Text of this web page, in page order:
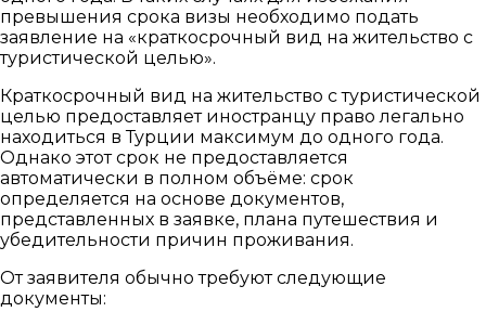
превышения срока визы необходимо подать
заявление на «краткосрочный вид на жительство с
туристической целью».
Краткосрочный вид на жительство с туристической
целью предоставляет иностранцу право легально
находиться в Турции максимум до одного года.
Однако этот срок не предоставляется
автоматически в полном объёме: срок
определяется на основе документов,
представленных в заявке, плана путешествия и
убедительности причин проживания.
От заявителя обычно требуют следующие
документы: